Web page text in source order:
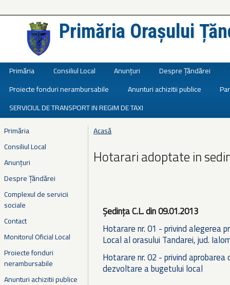
Primăria Orașului
Primăria Consiliul Local Anunțuri Despre Țăndărei
Proiecte fonduri nerambursabile
Anunturi achizitii publice
SERVICIUL DE TRANSPORT IN REGIM DE TAXI
Primăria
Consiliul Local
Anunțuri
Despre Țăndărei
Complexul de servicii
sociale
Contact
Monitorul Oficial Local
Proiecte fonduri
nerambursabile
Anunturi achizitii publice
Eşti aici
Acasă
Hotarari adoptate in
Ședința C.L.din 09.01.2013
Hotarare nr. 01 - privind alegerea
Local al orasului Tandarei, jud.
Hotarare nr. 02 - privind
dezvoltare a bugetului local